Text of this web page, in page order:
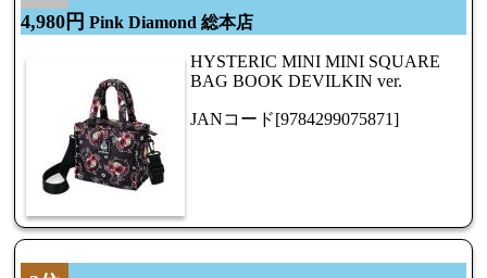
4,980円 Pink Diamond 総本店
HYSTERIC MINI MINI SQUARE
BAG BOOK DEVILKIN ver.
JANコード[9784299075871]